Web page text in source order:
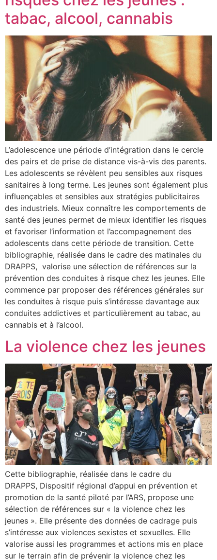
tabac, alcool, cannabis
L’adolescence une période d’intégration dans le cercle
des pairs et de prise de distance vis-à-vis des parents.
Les adolescents se révèlent peu sensibles aux risques
sanitaires à long terme. Les jeunes sont également plus
influençables et sensibles aux stratégies publicitaires
des industriels. Mieux connaître les comportements de
santé des jeunes permet de mieux identifier les risques
et favoriser l’information et l’accompagnement des
adolescents dans cette période de transition. Cette
bibliographie, réalisée dans le cadre des matinales du
DRAPPS, valorise une sélection de références sur la
prévention des conduites à risque chez les jeunes. Elle
commence par proposer des références générales sur
les conduites à risque puis s’intéresse davantage aux
conduites addictives et particulièrement au tabac, au
cannabis et à l’alcool.
La violence chez les jeunes
Cette bibliographie, réalisée dans le cadre du
DRAPPS, Dispositif régional d’appui en prévention et
promotion de la santé piloté par l’ARS, propose une
sélection de références sur « la violence chez les
jeunes ». Elle présente des données de cadrage puis
s’intéresse aux violences sexistes et sexuelles. Elle
valorise aussi les programmes et actions mis en place
sur le terrain afin de prévenir la violence chez les